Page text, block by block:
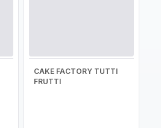
CAKE FACTORY TUTTI
FRUTTI